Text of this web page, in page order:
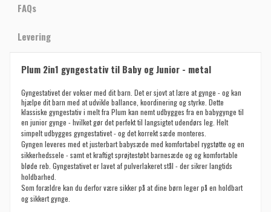
FAQs
Levering
Plum 2in1 gyngestativ til Baby og Junior - metal
Gyngestativet der vokser med dit barn. Det er sjovt at lære at gynge - og kan
hjælpe dit barn med at udvikle ballance, koordinering og styrke. Dette
klassiske gyngestativ i melt fra Plum kan nemt udbygges fra en babygynge til
en junior gynge - hvilket gør det perfekt til langsigtet udendørs leg. Helt
simpelt udbygges gyngestativet - og det korrekt sæde monteres.
Gyngen leveres med et justerbart babysæde med komfortabel rygstøtte og en
sikkerhedssele - samt et kraftigt sprøjtestøbt barnesæde og og komfortable
bløde reb. Gyngestativet er lavet af pulverlakeret stål - der sikrer langtids
holdbarhed.
Som forældre kan du derfor være sikker på at dine børn leger på en holdbart
og sikkert gynge.